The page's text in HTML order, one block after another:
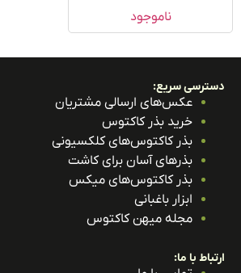
ناموجود
سریع:
عکس‌های ارسالی مشتریان
خرید بذر کاکتوس
بذر کاکتوس‌های کلکسیونی
بذرهای آسان برای کاشت
بذر کاکتوس‌های میکس
ابزار باغبانی
مجله میهن کاکتوس
با ما: